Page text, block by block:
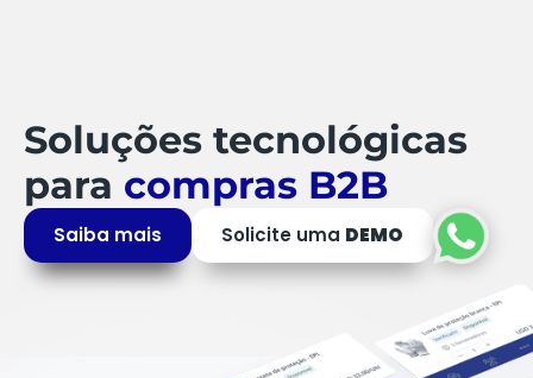
Soluções tecnológicas
para compras B2B
Saiba mais Solicite uma DEMO